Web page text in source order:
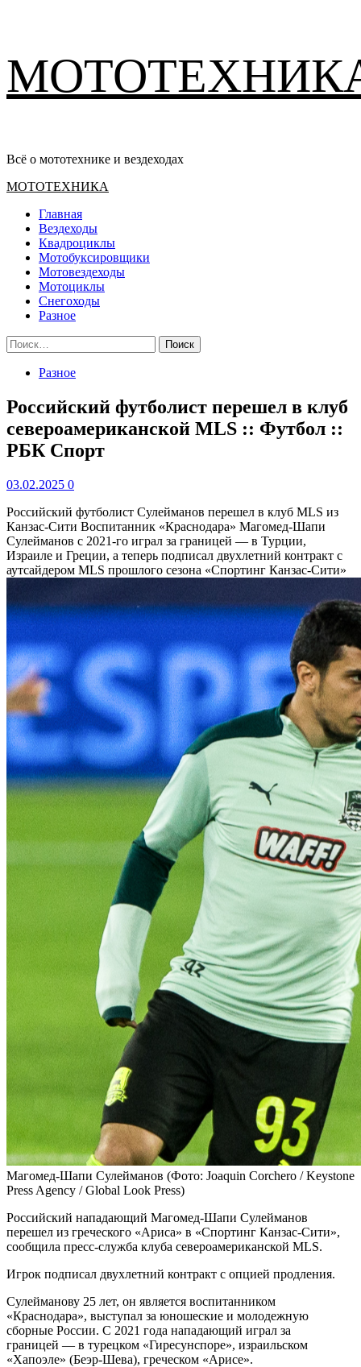
содержимому
Всё о мототехнике и вездеходах
Основное
МОТОТЕХНИКА
Главная
Вездеходы
Квадроциклы
Мотобуксировщики
Мотовездеходы
Мотоциклы
Снегоходы
Разное
Найти:
Разное
Российский футболист перешел в клуб
североамериканской MLS :: Футбол ::
РБК Спорт
03.02.2025 0
Российский футболист Сулейманов перешел в клуб MLS из
Канзас-Сити Воспитанник «Краснодара» Магомед-Шапи
Сулейманов с 2021-го играл за границей — в Турции,
Израиле и Греции, а теперь подписал двухлетний контракт с
аутсайдером MLS прошлого сезона «Спортинг Канзас-Сити»
Магомед-Шапи Сулейманов (Фото: Joaquin Corchero / Keystone
Press Agency / Global Look Press)
Российский нападающий Магомед-Шапи Сулейманов
перешел из греческого «Ариса» в «Спортинг Канзас-Сити»,
сообщила пресс-служба клуба североамериканской MLS.
Игрок подписал двухлетний контракт с опцией продления.
Сулейманову 25 лет, он является воспитанником
«Краснодара», выступал за юношеские и молодежную
сборные России. С 2021 года нападающий играл за
границей — в турецком «Гиресунспоре», израильском
«Хапоэле» (Беэр-Шева), греческом «Арисе».